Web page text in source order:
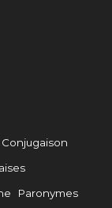
Conjugaison
Paronymes